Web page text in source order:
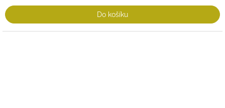
Do košíku